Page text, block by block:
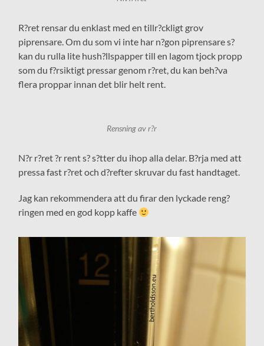
R?ret rensar du enklast med en tillr?ckligt grov
piprensare. Om du som vi inte har n?gon piprensare s?
kan du rulla lite hush?llspapper till en lagom tjock propp
som du f?rsiktigt pressar genom r?ret, du kan beh?va
flera proppar innan det blir helt rent.
Rensning av r?r
N?r r?ret ?r rent s? s?tter du ihop alla delar. B?rja med att
pressa fast r?ret och d?refter skruvar du fast handtaget.
Jag kan rekommendera att du firar den lyckade reng?
ringen med en god kopp kaffe